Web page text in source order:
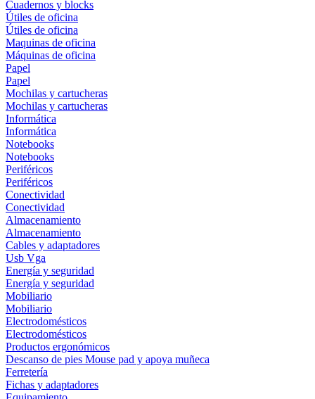
Cuadernos y blocks
Útiles de oficina
Útiles de oficina
Maquinas de oficina
Máquinas de oficina
Papel
Papel
Mochilas y cartucheras
Mochilas y cartucheras
Informática
Informática
Notebooks
Notebooks
Periféricos
Periféricos
Conectividad
Conectividad
Almacenamiento
Almacenamiento
Cables y adaptadores
Usb Vga
Energía y seguridad
Energía y seguridad
Mobiliario
Mobiliario
Electrodomésticos
Electrodomésticos
Productos ergonómicos
Descanso de pies Mouse pad y apoya muñeca
Ferretería
Fichas y adaptadores